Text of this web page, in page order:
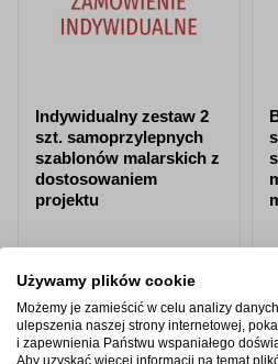
Indywidualny zestaw 2
szt. samoprzylepnych
szablonów malarskich z
dostosowaniem
projektu
od 280,93 zł
Zobacz produkt
Używamy plików cookie
Możemy je zamieścić w celu analizy
ulepszenia naszej strony internetowej,
i zapewnienia Państwu wspaniałego
Aby uzyskać więcej informacji na temat